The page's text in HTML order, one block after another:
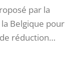
par la
Belgique pour
réduction…